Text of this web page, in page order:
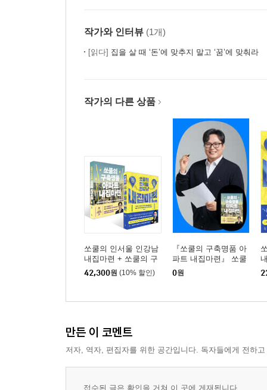
작가와 인터뷰 (1개)
[읽다] 집을 살 때 ‘돈’에 맞추지 말고 ‘꿈’에 맞춰라
작가의 다른 상품
쏘쿨의 인서울 인강남
내집마련 + 쏘쿨의 구
축명품 아파트 내집마
련 세트
42,300원 (10% 할인)
『쏘쿨의 구축명품 아
파트 내집마련』 쏘쿨
저자 온라인 북토크
0원
만든 이 코멘트
저자, 역자, 편집자를 위한 공간입니다. 독자들에게 전하
접수된 글은 확인을 거쳐 이 곳에 게재됩니다.